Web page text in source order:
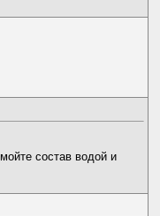
состав водой и